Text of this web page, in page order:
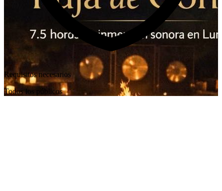
Requisitos necesarios
Todos los públicos